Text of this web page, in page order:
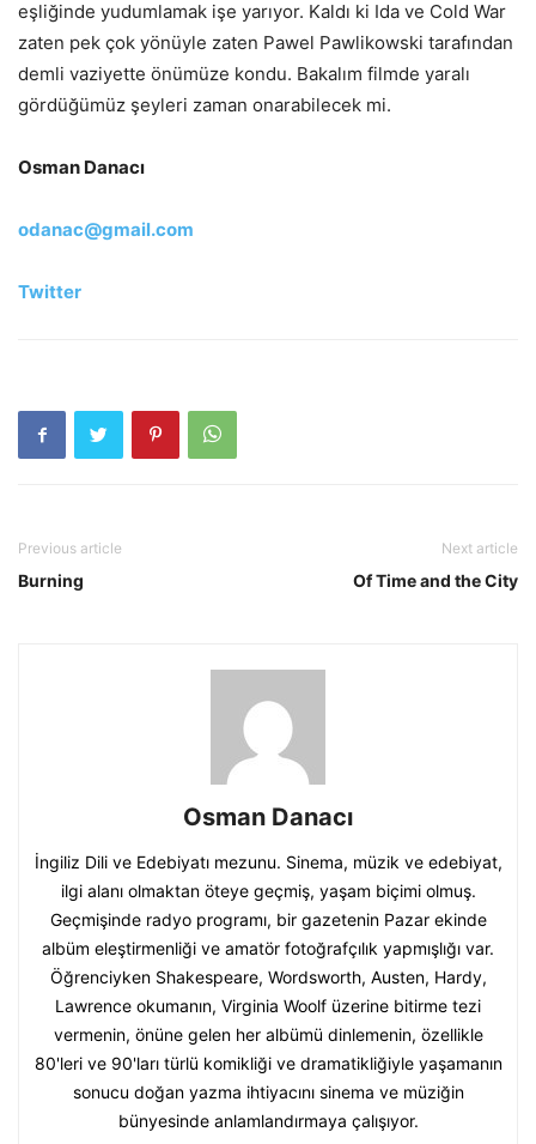
eşliğinde yudumlamak işe yarıyor. Kaldı ki Ida ve Cold War
zaten pek çok yönüyle zaten Pawel Pawlikowski tarafından
demli vaziyette önümüze kondu. Bakalım filmde yaralı
gördüğümüz şeyleri zaman onarabilecek mi.
Osman Danacı
odanac@gmail.com
Twitter
Previous article
Burning
Next article
Of Time and the City
Osman Danacı
İngiliz Dili ve Edebiyatı mezunu. Sinema, müzik ve edebiyat,
ilgi alanı olmaktan öteye geçmiş, yaşam biçimi olmuş.
Geçmişinde radyo programı, bir gazetenin Pazar ekinde
albüm eleştirmenliği ve amatör fotoğrafçılık yapmışlığı var.
Öğrenciyken Shakespeare, Wordsworth, Austen, Hardy,
Lawrence okumanın, Virginia Woolf üzerine bitirme tezi
vermenin, önüne gelen her albümü dinlemenin, özellikle
80'leri ve 90'ları türlü komikliği ve dramatikliğiyle yaşamanın
sonucu doğan yazma ihtiyacını sinema ve müziğin
bünyesinde anlamlandırmaya çalışıyor.